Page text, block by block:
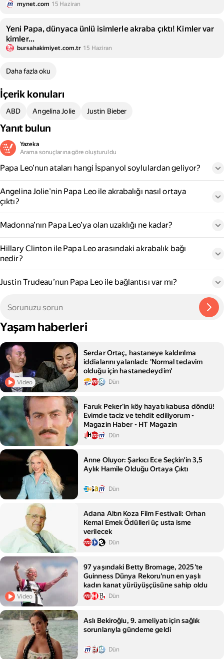
mynet.com 15 Haziran
Yeni Papa, dünyaca ünlü isimlerle akraba çıktı! Kimler var
kimler...
bursahakimiyet.com.tr 15 Haziran
Daha fazla oku
İçerik konuları
ABD Angelina Jolie Justin Bieber
Yanıt bulun
Yazeka
Arama sonuçlarına göre oluşturuldu
Papa Leo’nun ataları hangi İspanyol soylulardan geliyor?
Angelina Jolie’nin Papa Leo ile akrabalığı nasıl ortaya
çıktı?
Madonna’nın Papa Leo’ya olan uzaklığı ne kadar?
Hillary Clinton ile Papa Leo arasındaki akrabalık bağı
nedir?
Justin Trudeau’nun Papa Leo ile bağlantısı var mı?
Yaşam haberleri
Video
Serdar Ortaç, hastaneye kaldırılma
iddialarını yalanladı: 'Normal tedavim
olduğu için hastanedeydim'
Dün
Faruk Peker'in köy hayatı kabusa döndü!
Evimde taciz ve tehdit ediliyorum -
Magazin Haber - HT Magazin
Dün
Anne Oluyor: Şarkıcı Ece Seçkin'in 3,5
Aylık Hamile Olduğu Ortaya Çıktı
Dün
Adana Altın Koza Film Festivali: Orhan
Kemal Emek Ödülleri üç usta isme
verilecek
Dün
Video
97 yaşındaki Betty Bromage, 2025'te
Guinness Dünya Rekoru'nun en yaşlı
kadın kanat yürüyüşçüsüne sahip oldu
Dün
Aslı Bekiroğlu, 9. ameliyatı için sağlık
sorunlarıyla gündeme geldi
Dün